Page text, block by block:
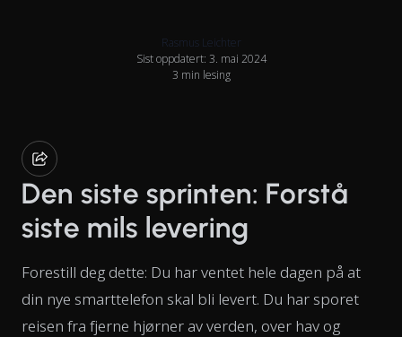
Rasmus Leichter
Sist oppdatert: 3. mai 2024
3 min lesing
Den siste sprinten: Forstå
siste mils levering
Forestill deg dette: Du har ventet hele dagen på at
din nye smarttelefon skal bli levert. Du har sporet
reisen fra fjerne hjørner av verden, over hav og